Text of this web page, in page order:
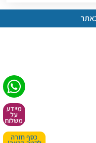
מיידע
על
משלוח
כסף חזרה